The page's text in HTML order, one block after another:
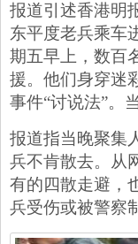
报道引述香港明
东平度老兵乘车
期五早上，数百
援。他们身穿迷
事件“讨说法”。
报道指当晚聚集
兵不肯散去。从
有的四散走避，
兵受伤或被警察